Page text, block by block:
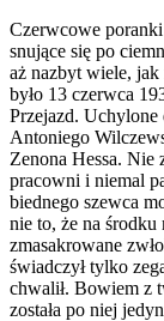
Czerwcowe
snujące się po
aż nazbyt wiele, jak
było 13 czerwca
Przejazd.
Antoniego
Zenona Hessa. Nie
pracowni i niemal
biednego szewca
nie to, że na środku
zmasakrowane
świadczył tylko
chwalił. Bowiem z
została po niej